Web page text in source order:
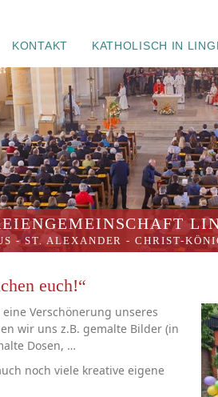
KONTAKT KATHOLISCH IN
- ST. ALEXANDER -CHRIST-
euch!“
Verschönerung unseres
wir uns z.B. gemalte Bilder (in
Dosen, …
noch viele kreative eigene